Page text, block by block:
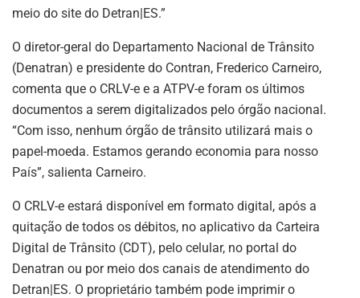
meio do site do Detran|ES.”
O diretor-geral do Departamento Nacional de Trânsito
(Denatran) e presidente do Contran, Frederico Carneiro,
comenta que o CRLV-e e a ATPV-e foram os últimos
documentos a serem digitalizados pelo órgão nacional.
“Com isso, nenhum órgão de trânsito utilizará mais o
papel-moeda. Estamos gerando economia para nosso
País”, salienta Carneiro.
O CRLV-e estará disponível em formato digital, após a
quitação de todos os débitos, no aplicativo da Carteira
Digital de Trânsito (CDT), pelo celular, no portal do
Denatran ou por meio dos canais de atendimento do
Detran|ES. O proprietário também pode imprimir o